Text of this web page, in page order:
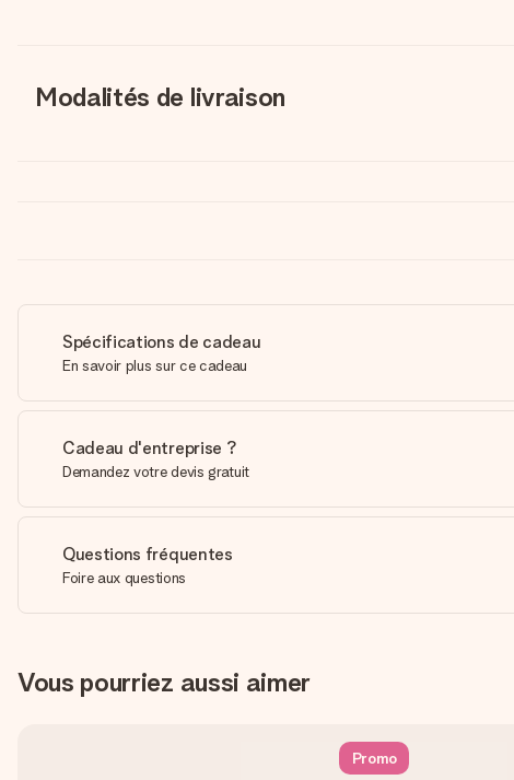
Modalités de livraison
Spécifications de cadeau
En savoir plus sur ce cadeau
Cadeau d'entreprise ?
Demandez votre devis gratuit
Questions fréquentes
Foire aux questions
Vous pourriez aussi aimer
Promo